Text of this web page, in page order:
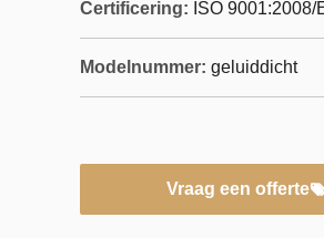
Certificering: ISO 9001:2008/
Modelnummer: geluiddicht
Vraag een offerte